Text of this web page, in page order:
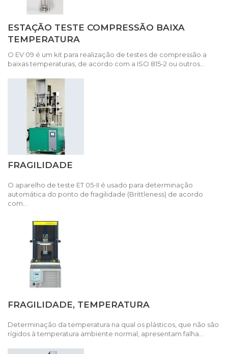
ESTAÇÃO TESTE COMPRESSÃO BAIXA
TEMPERATURA
O EV 09 é um kit para realização de testes de compressão a
baixas temperaturas, de acordo com a ISO 815-2 ou outros...
FRAGILIDADE
O aparelho de teste ET 05-II é usado para determinação
automática do ponto de fragilidade (Brittleness) de acordo
com...
FRAGILIDADE, TEMPERATURA
Determinação da temperatura na qual os plásticos, que não são
rígidos à temperatura ambiente normal, apresentam falha...